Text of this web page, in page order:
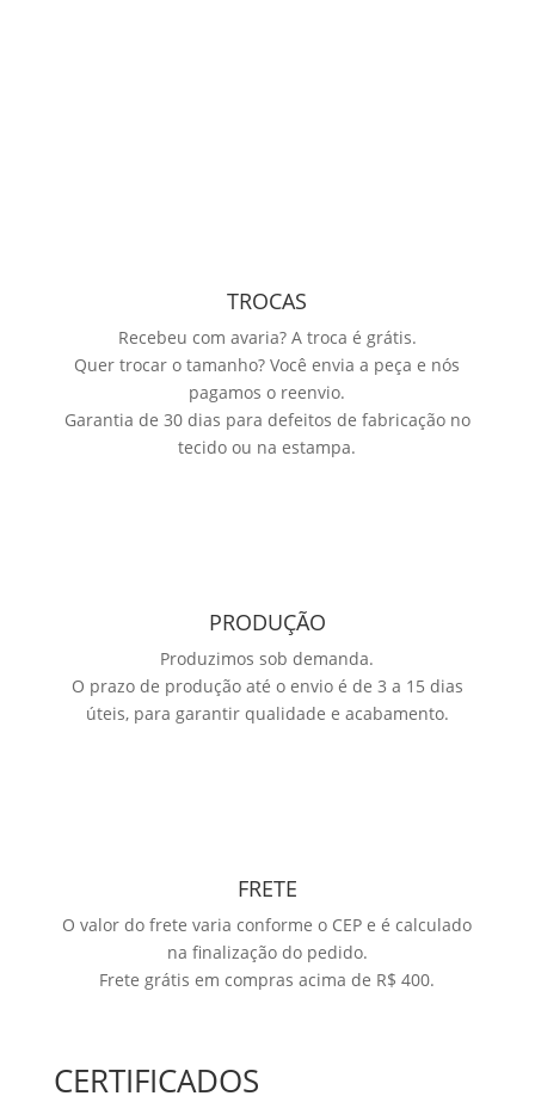
TROCAS
Recebeu com avaria? A troca é grátis.
Quer trocar o tamanho? Você envia a peça e nós
pagamos o reenvio.
Garantia de 30 dias para defeitos de fabricação no
tecido ou na estampa.
PRODUÇÃO
Produzimos sob demanda.
O prazo de produção até o envio é de 3 a 15 dias
úteis, para garantir qualidade e acabamento.
FRETE
O valor do frete varia conforme o CEP e é calculado
na finalização do pedido.
Frete grátis em compras acima de R$ 400.
CERTIFICADOS